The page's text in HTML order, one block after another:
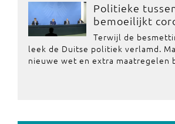
Politieke
bemoeilijkt
Terwijl de
leek de Duitse politiek verlamd.
nieuwe wet en extra maatregelen